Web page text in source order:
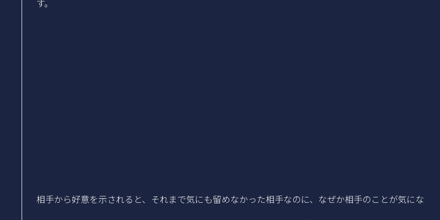
す。
相手から好意を示されると、それまで気にも留めなかった相手なのに、なぜか相手のことが気にな